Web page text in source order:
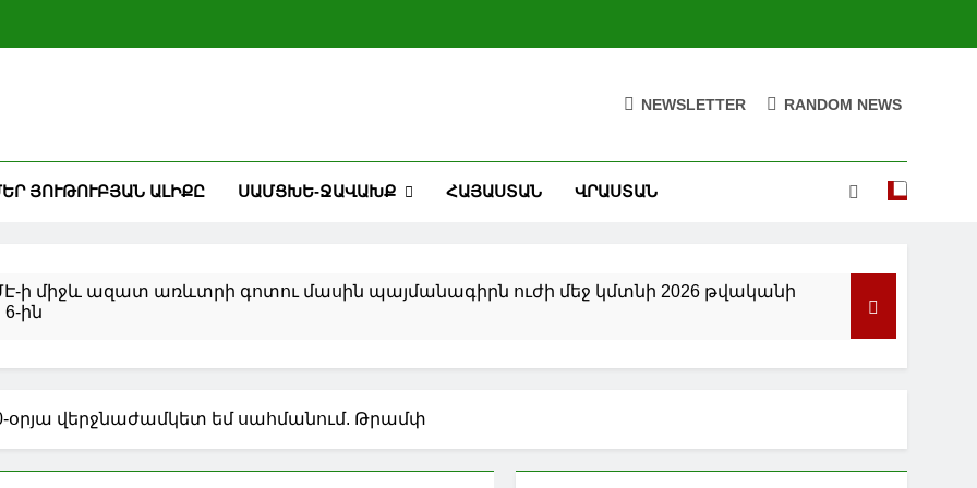
NEWSLETTER RANDOM NEWS
ՅՈՒԹՈՒԲՅԱՆ ԱԼԻՔԸ ՍԱՄՑԽԵ-ՋԱՎԱԽՔ ՀԱՅԱՍՏԱՆ ՎՐԱՍՏԱՆ
ի միջև ազատ առևտրի գոտու մասին պայմանագիրն ուժի մեջ կմտնի 2026 թվականի
ին
հակամարտության կարգավորումից հետո նավթի և բենզինի գները կտրուկ կնվազեն.
օրյա վերջնաժամկետ եմ սահմանում. Թրամփ